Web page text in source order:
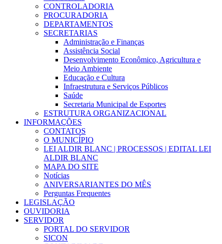
CONTROLADORIA
PROCURADORIA
DEPARTAMENTOS
SECRETARIAS
Administração e Finanças
Assistência Social
Desenvolvimento Econômico, Agricultura e
Meio Ambiente
Educação e Cultura
Infraestrutura e Serviços Públicos
Saúde
Secretaria Municipal de Esportes
ESTRUTURA ORGANIZACIONAL
INFORMAÇÕES
CONTATOS
O MUNICÍPIO
LEI ALDIR BLANC | PROCESSOS | EDITAL LEI
ALDIR BLANC
MAPA DO SITE
Notícias
ANIVERSARIANTES DO MÊS
Perguntas Frequentes
LEGISLAÇÃO
OUVIDORIA
SERVIDOR
PORTAL DO SERVIDOR
SICON